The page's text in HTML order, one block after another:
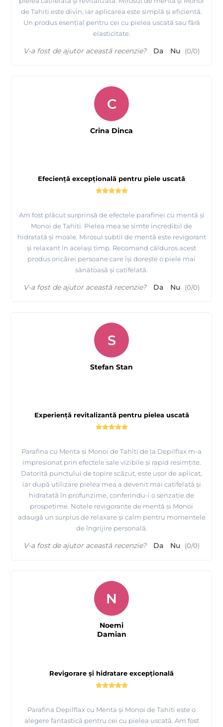
de Tahiti este divin, iar aplicarea este simplă și eficientă.
Un produs esențial pentru cei cu pielea uscată sau fără
elasticitate.
V-a fost de ajutor această recenzie? Da Nu (0/0)
Efeciență excepțională pentru piele uscată
Am fost plăcut surprinsă de efectele parafinei cu mentă și
Monoi de Tahiti. Pielea mea se simte incredibil de
hidratată și moale. Mirosul subtil de mentă este revigorant
și relaxant în același timp. Recomand călduros acest
produs oricărei persoane care își dorește o piele mai
sănătoasă și catifelată.
C
Crina Dinca
V-a fost de ajutor această recenzie? Da Nu (0/0)
Experiență revitalizantă pentru pielea uscată
Parafina cu Menta si Monoi de Tahiti de la Depilflax m-a
impresionat prin efectele sale vizibile și rapid resimțite.
Datorită punctului de topire scăzut, este ușor de aplicat,
iar după utilizare pielea mea a devenit mai catifelată și
hidratată în profunzime, conferindu-i o senzație de
prospețime. Notele revigorante de mentă și Monoi
adaugă un surplus de relaxare și calm pentru momentele
de îngrijire personală.
S
Stefan Stan
V-a fost de ajutor această recenzie? Da Nu (0/0)
Revigorare și hidratare excepțională
Parafina Depilflax cu Menta și Monoi de Tahiti este o
alegere fantastică pentru cei cu pielea uscată. Am fost
N
Noemi
Damian